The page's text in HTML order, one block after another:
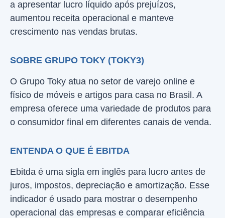
a apresentar lucro líquido após prejuízos,
aumentou receita operacional e manteve
crescimento nas vendas brutas.
SOBRE GRUPO TOKY (TOKY3)
O Grupo Toky atua no setor de varejo online e
físico de móveis e artigos para casa no Brasil. A
empresa oferece uma variedade de produtos para
o consumidor final em diferentes canais de venda.
ENTENDA O QUE É EBITDA
Ebitda é uma sigla em inglês para lucro antes de
juros, impostos, depreciação e amortização. Esse
indicador é usado para mostrar o desempenho
operacional das empresas e comparar eficiência